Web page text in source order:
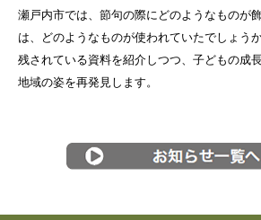
瀬戸内市では、節句の際にどのようなものが
は、どのようなものが使われていたでしょうか
残されている資料を紹介しつつ、子どもの成
地域の姿を再発見します。